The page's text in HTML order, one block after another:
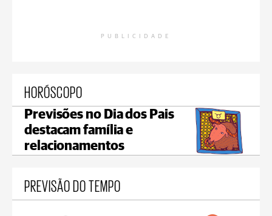
PUBLICIDADE
HORÓSCOPO
Previsões no Dia dos Pais
destacam família e
relacionamentos
PREVISÃO DO TEMPO